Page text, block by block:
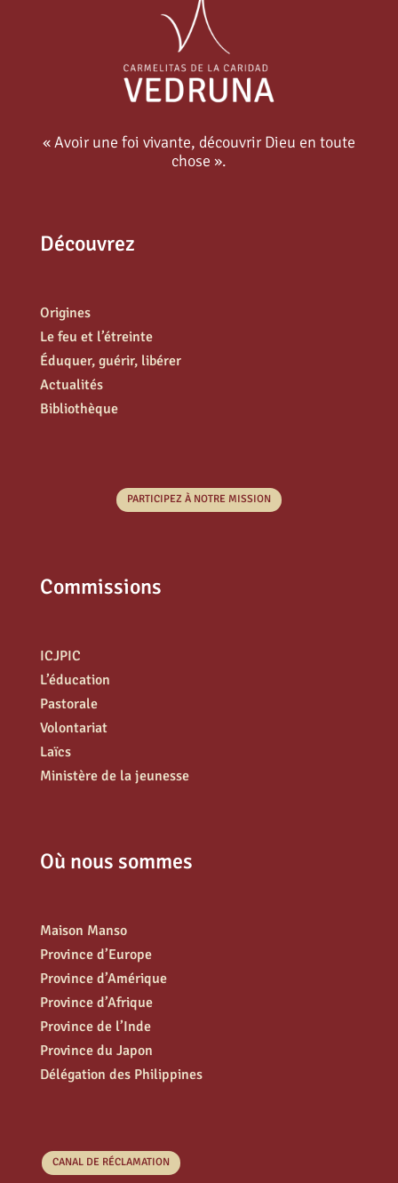
« Avoir une foi vivante, découvrir Dieu en toute
chose ».
Découvrez
Origines
Le feu et l’étreinte
Éduquer, guérir, libérer
Actualités
Bibliothèque
PARTICIPEZ À NOTRE MISSION
Commissions
ICJPIC
L’éducation
Pastorale
Volontariat
Laïcs
Ministère de la jeunesse
Où nous sommes
Maison Manso
Province d’Europe
Province d’Amérique
Province d’Afrique
Province de l’Inde
Province du Japon
Délégation des Philippines
CANAL DE RÉCLAMATION